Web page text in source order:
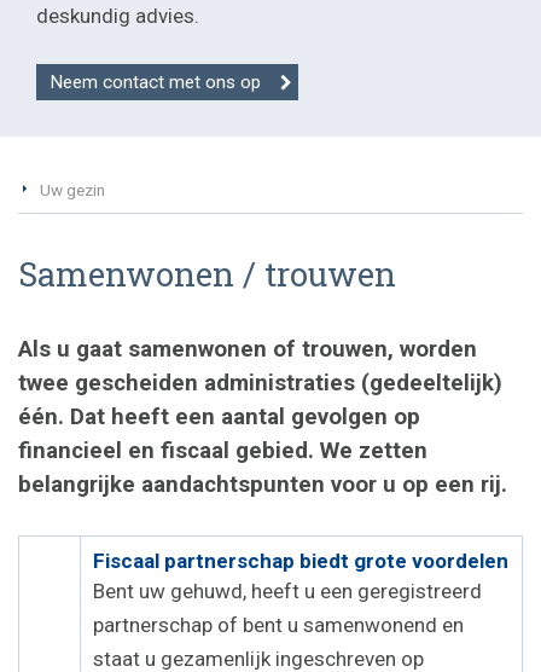
deskundig advies.
Neem contact met ons op
Uw gezin
Samenwonen / trouwen
Als u gaat samenwonen of trouwen, worden
twee gescheiden administraties (gedeeltelijk)
één. Dat heeft een aantal gevolgen op
financieel en fiscaal gebied. We zetten
belangrijke aandachtspunten voor u op een rij.
Fiscaal partnerschap biedt grote voordelen
Bent uw gehuwd, heeft u een geregistreerd
partnerschap of bent u samenwonend en
staat u gezamenlijk ingeschreven op